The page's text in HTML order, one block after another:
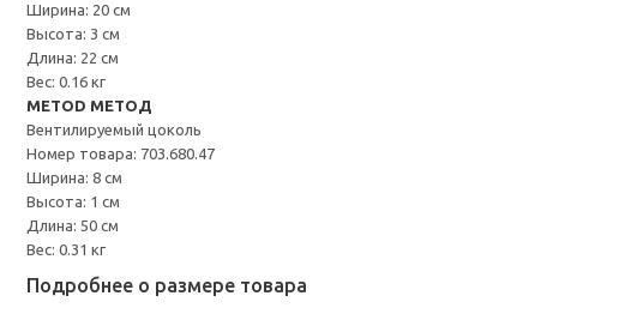
Ширина: 20 см
Высота: 3 см
Длина: 22 см
Вес: 0.16 кг
METOD МЕТОД
Вентилируемый цоколь
Номер товара: 703.680.47
Ширина: 8 см
Высота: 1 см
Длина: 50 см
Вес: 0.31 кг
Подробнее о размере товара